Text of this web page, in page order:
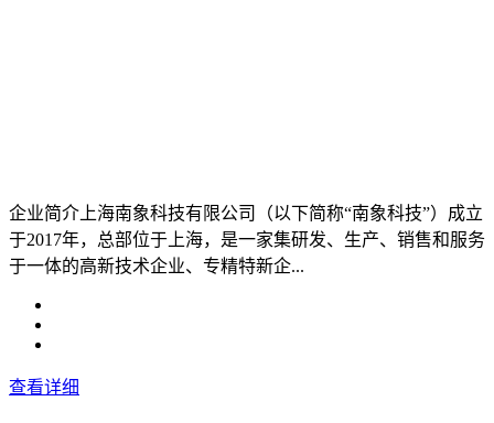
企业简介上海南象科技有限公司（以下简称“南象科技”）成立
于2017年，总部位于上海，是一家集研发、生产、销售和服务
于一体的高新技术企业、专精特新企...
查看详细